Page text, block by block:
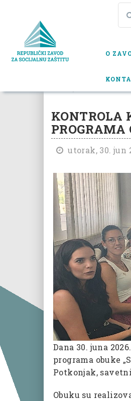
O
KONTROLA
utorak, 30. jun
Dana 30. juna
programa obuke
Potkonjak,
Obuku su